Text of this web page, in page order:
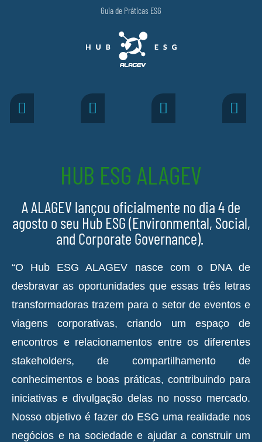
Guia de Práticas ESG
HUB ESG ALAGEV
A ALAGEV lançou oficialmente no dia 4 de
agosto o seu Hub ESG (Environmental, Social,
and Corporate Governance).
“O Hub ESG ALAGEV nasce com o DNA de
desbravar as oportunidades que essas três letras
transformadoras trazem para o setor de eventos e
viagens corporativas, criando um espaço de
encontros e relacionamentos entre os diferentes
stakeholders, de compartilhamento de
conhecimentos e boas práticas, contribuindo para
iniciativas e divulgação delas no nosso mercado.
Nosso objetivo é fazer do ESG uma realidade nos
negócios e na sociedade e ajudar a construir um